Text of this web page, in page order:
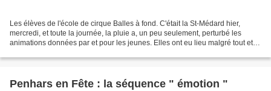
Les élèves de l'école de cirque Balles à fond. C'était la St-Médard hier,
mercredi, et toute la journée, la pluie a, un peu seulement, perturbé les
animations données par et pour les jeunes. Elles ont eu lieu malgré tout et
Penhars en Fête : la séquence " émotion "